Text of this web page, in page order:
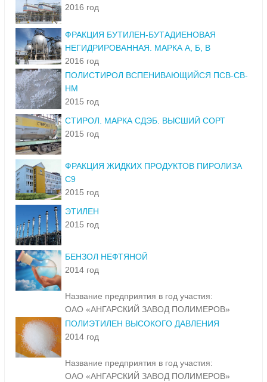
2016 год
ФРАКЦИЯ БУТИЛЕН-БУТАДИЕНОВАЯ
НЕГИДРИРОВАННАЯ. МАРКА А, Б, В
2016 год
ПОЛИСТИРОЛ ВСПЕНИВАЮЩИЙСЯ ПСВ-СВ-
НМ
2015 год
СТИРОЛ. МАРКА СДЭБ. ВЫСШИЙ СОРТ
2015 год
ФРАКЦИЯ ЖИДКИХ ПРОДУКТОВ ПИРОЛИЗА
С9
2015 год
ЭТИЛЕН
2015 год
БЕНЗОЛ НЕФТЯНОЙ
2014 год
Название предприятия в год участия:
ОАО «АНГАРСКИЙ ЗАВОД ПОЛИМЕРОВ»
ПОЛИЭТИЛЕН ВЫСОКОГО ДАВЛЕНИЯ
2014 год
Название предприятия в год участия:
ОАО «АНГАРСКИЙ ЗАВОД ПОЛИМЕРОВ»